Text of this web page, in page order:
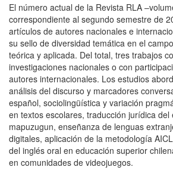
El número actual de la Revista RLA
correspondiente al segundo semestre de
artículos de autores nacionales e
su sello de diversidad temática en el
teórica y aplicada. Del total, tres trabajos
investigaciones nacionales o con
autores internacionales. Los estudios
análisis del discurso y marcadores
español, sociolingüística y variación
en textos escolares, traducción jurídica del
mapuzugun, enseñanza de lenguas
digitales, aplicación de la metodología
del inglés oral en educación superior
en comunidades de videojuegos.